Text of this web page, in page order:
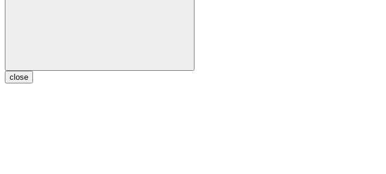
close